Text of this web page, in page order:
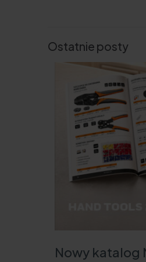
Ostatnie posty
Nowy katalog